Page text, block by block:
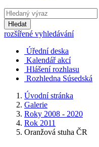
Hledat
rozšířené vyhledávání
Úřední deska
Kalendář akcí
Hlášení rozhlasu
Rozhledna Súsedská
Úvodní stránka
Galerie
Roky 2008 - 2020
Rok 2011
Oranžová stuha ČR